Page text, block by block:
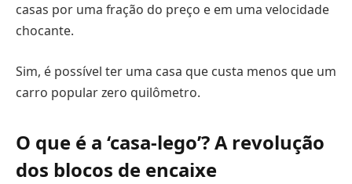
casas por uma fração do preço e em uma velocidade
chocante.
Sim, é possível ter uma casa que custa menos que um
carro popular zero quilômetro.
O que é a ‘casa-lego’? A revolução
dos blocos de encaixe